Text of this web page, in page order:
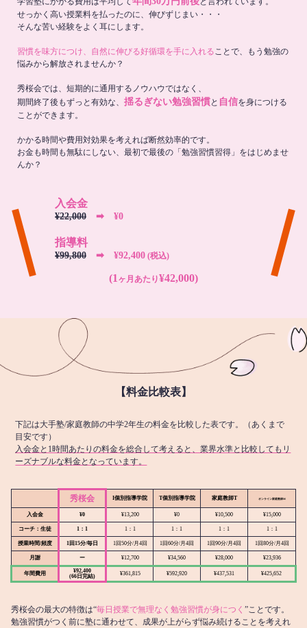
せっかく高い授業料を払ったのに、伸びずじまい・・・
そんな苦い経験をよく耳にします。
習慣を味方につけ、自然に伸びる好循環を手に入れることで、もう勉強の
悩みから解放されませんか？
秀桜会では、短期的に通用するノウハウではなく、
期間終了後もずっと有効な、 揺るぎない勉強習慣と 自信を身につける
ことができます。
かかる時間や費用対効果を考えれば断然効率的です。
お金も時間も無駄にしない、最初で最後の「勉強習慣習得」をはじめませ
んか？
入会金
¥22,000 ➡︎ ¥0
指導料
¥99,800 ➡︎ ¥92,400 (税込)
(1 ヶ月あたり¥42,000)
【料金比較表】
下記は大手塾/家庭教師の中学2年生の料金を比較した表です。（あくまで
目安です）
入会金と1時間あたりの料金を総合して考えると、業界水準と比較してもリ
ーズナブルな料金となっています。
秀桜会 I個別指導学院 T個別指導学院 家庭教師T オンライン家庭教師M
入会金 ¥0 ¥13,200 ¥0 ¥10,500 ¥15,000
コーチ：生徒 1：1 1：1 1：1 1：1 1：1
授業時間/頻度 1回15分/毎日 1回50分/月4回 1回60分/月4回 1回90分/月4回 1回80分/月4回
月謝 ー ¥12,700 ¥34,560 ¥28,000 ¥23,936
年間費用
¥92,400
(66日完結)
¥361,815 ¥592,920 ¥437,531 ¥425,652
秀桜会の最大の特徴は“毎日授業で無理なく勉強習慣が身につく ”ことです。
勉強習慣がつく前に塾に通わせて、成果が上がらず悩み続けることを考えれ